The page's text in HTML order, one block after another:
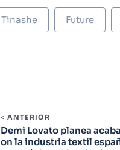
Tinashe Future
< ANTERIOR
Demi Lovato planea
on la industria textil